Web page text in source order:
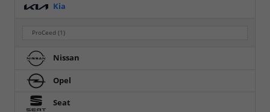
Kia
ProCeed(1)
Nissan
Opel
Seat